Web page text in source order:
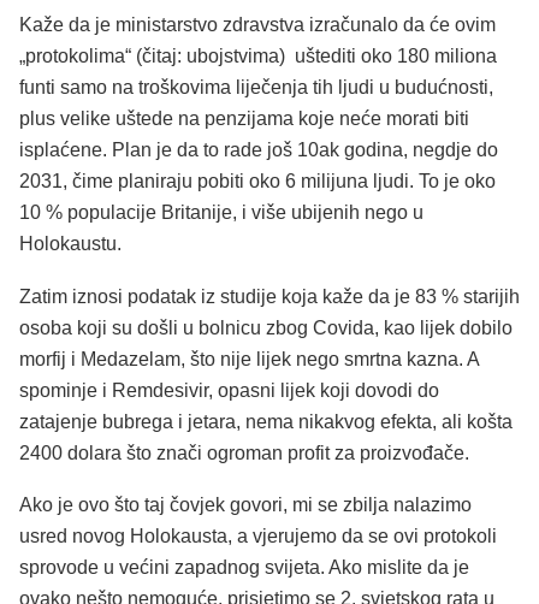
Kaže da je ministarstvo zdravstva izračunalo da će ovim
„protokolima“ (čitaj: ubojstvima) uštediti oko 180 miliona
funti samo na troškovima liječenja tih ljudi u budućnosti,
plus velike uštede na penzijama koje neće morati biti
isplaćene. Plan je da to rade još 10ak godina, negdje do
2031, čime planiraju pobiti oko 6 milijuna ljudi. To je oko
10 % populacije Britanije, i više ubijenih nego u
Holokaustu.
Zatim iznosi podatak iz studije koja kaže da je 83 % starijih
osoba koji su došli u bolnicu zbog Covida, kao lijek dobilo
morfij i Medazelam, što nije lijek nego smrtna kazna. A
spominje i Remdesivir, opasni lijek koji dovodi do
zatajenje bubrega i jetara, nema nikakvog efekta, ali košta
2400 dolara što znači ogroman profit za proizvođače.
Ako je ovo što taj čovjek govori, mi se zbilja nalazimo
usred novog Holokausta, a vjerujemo da se ovi protokoli
sprovode u većini zapadnog svijeta. Ako mislite da je
ovako nešto nemoguće, prisjetimo se 2. svjetskog rata u